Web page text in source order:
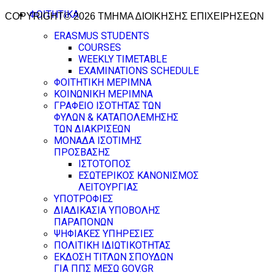
ΦΟΙΤΗΤΙΚΑ
ERASMUS STUDENTS
COURSES
WEEKLY TIMETABLE
EXAMINATIONS SCHEDULE
ΦΟΙΤΗΤΙΚΗ ΜΕΡΙΜΝΑ
ΚΟΙΝΩΝΙΚΗ ΜΕΡΙΜΝΑ
ΓΡΑΦΕΙΟ ΙΣΟΤΗΤΑΣ ΤΩΝ
ΦΥΛΩΝ & ΚΑΤΑΠΟΛΕΜΗΣΗΣ
ΤΩΝ ΔΙΑΚΡΙΣΕΩΝ
ΜΟΝΑΔΑ ΙΣΟΤΙΜΗΣ
ΠΡΟΣΒΑΣΗΣ
ΙΣΤΟΤΟΠΟΣ
ΕΣΩΤΕΡΙΚΟΣ ΚΑΝΟΝΙΣΜΟΣ
ΛΕΙΤΟΥΡΓΙΑΣ
ΥΠΟΤΡΟΦΙΕΣ
ΔΙΑΔΙΚΑΣΙΑ ΥΠΟΒΟΛΗΣ
ΠΑΡΑΠΟΝΩΝ
ΨΗΦΙΑΚΕΣ ΥΠΗΡΕΣΙΕΣ
ΠΟΛΙΤΙΚΗ ΙΔΙΩΤΙΚΟΤΗΤΑΣ
ΕΚΔΟΣΗ ΤΙΤΛΩΝ ΣΠΟΥΔΩΝ
ΓΙΑ ΠΠΣ ΜΕΣΩ GOV.GR
COPYRIGHT© 2026 ΤΜΗΜΑ ΔΙΟΙΚΗΣΗΣ ΕΠΙΧΕΙΡΗΣΕΩΝ